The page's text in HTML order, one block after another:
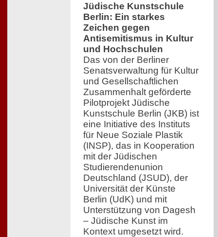
Jüdische Kunstschule
Berlin: Ein starkes
Zeichen gegen
Antisemitismus in Kultur
und Hochschulen
Das von der Berliner
Senatsverwaltung für Kultur
und Gesellschaftlichen
Zusammenhalt geförderte
Pilotprojekt Jüdische
Kunstschule Berlin (JKB) ist
eine Initiative des Instituts
für Neue Soziale Plastik
(INSP), das in Kooperation
mit der Jüdischen
Studierendenunion
Deutschland (JSUD), der
Universität der Künste
Berlin (UdK) und mit
Unterstützung von Dagesh
– Jüdische Kunst im
Kontext umgesetzt wird.